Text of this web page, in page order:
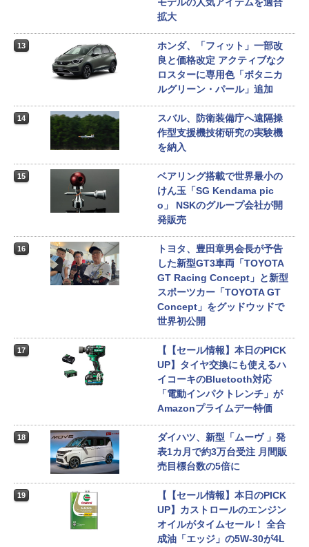
拡大
13
ホンダ、「フィット」一部改
良と価格改定 アクティブなク
ロスターに専用色「ボタニカ
ルグリーン・パール」追加
14
スバル、防衛装備庁へ遠隔操
作型支援機技術研究の実験機
を納入
15
ベアリング搭載で世界最小の
けん玉「SG Kendama pic
o」 NSKのグループ会社が開
発販売
16
トヨタ、豊田章男会長が予告
した新型GT3車両「TOYOTA
GT Racing Concept」と新型
スポーツカー「TOYOTA GT
Concept」をグッドウッドで
世界初公開
17
【【セール情報】本日のPICK
UP】タイヤ交換にも使えるハ
イコーキのBluetooth対応
「電動インパクトレンチ」が
Amazonプライムデー特価
18
ダイハツ、新型「ムーヴ 」発
表1カ月で約3万台受注 月間販
売目標台数の5倍に
19
【【セール情報】本日のPICK
UP】カストロールのエンジン
オイルがタイムセール！ 全合
成油「エッジ」の5W-30が4L